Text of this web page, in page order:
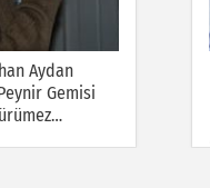
Aydan
Gemisi